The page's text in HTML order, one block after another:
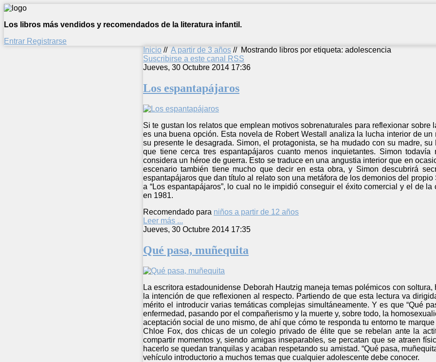
Los libros más vendidos y recomendados de la literatura infantil.
Entrar Registrarse
Inicio // A partir de 3 años // Mostrando libros por etiqueta: adolescencia
Suscribirse a este canal RSS
Jueves, 30 Octubre 2014 17:36
Los espantapájaros
Si te gustan los relatos que emplean motivos sobrenaturales para reflexionar sobre
es una buena opción. Esta novela de Robert Westall analiza la lucha interior de
su presente le desagrada. Simon, el protagonista, se ha mudado con su madre,
que tiene cerca tres espantapájaros cuanto menos inquietantes. Simon
considera un héroe de guerra. Esto se traduce en una angustia interior que en
escenario también tiene mucho que decir en esta obra, y Simon descubrirá
espantapájaros que dan título al relato son una metáfora de los demonios del
a “Los espantapájaros”, lo cual no le impidió conseguir el éxito comercial y el de
en 1981.
Recomendado para niños a partir de 12 años
Leer más ...
Jueves, 30 Octubre 2014 17:35
Qué pasa, muñequita
La escritora estadounidense Deborah Hautzig maneja temas polémicos con
la intención de que reflexionen al respecto. Partiendo de que esta lectura va
mérito el introducir varias temáticas complejas simultáneamente. Y es que “Qué
enfermedad, pasando por el compañerismo y la muerte y, sobre todo, la
aceptación social de uno mismo, de ahí que cómo te responda tu entorno te
Chloe Fox, dos chicas de un colegio privado de élite que se rebelan ante la
compartir momentos y, siendo amigas inseparables, se percatan que se atraen
hacerlo se quedan tranquilas y acaban respetando su amistad. “Qué pasa,
vehículo introductorio a muchos temas que cualquier adolescente debe conocer.